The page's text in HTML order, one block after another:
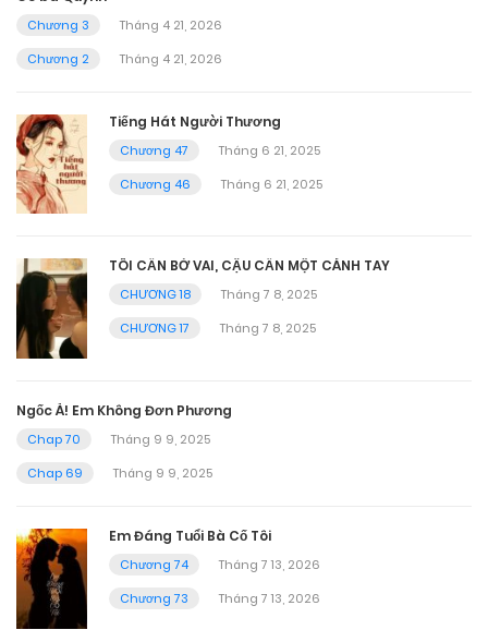
Chương 3
Tháng 4 21, 2026
Chương 2
Tháng 4 21, 2026
Tiếng Hát Người Thương
Chương 47
Tháng 6 21, 2025
Chương 46
Tháng 6 21, 2025
TÔI CẦN BỜ VAI, CẬU CẦN MỘT CÁNH TAY
CHƯƠNG 18
Tháng 7 8, 2025
CHƯƠNG 17
Tháng 7 8, 2025
Ngốc À! Em Không Đơn Phương
Chap 70
Tháng 9 9, 2025
Chap 69
Tháng 9 9, 2025
Em Đáng Tuổi Bà Cố Tôi
Chương 74
Tháng 7 13, 2026
Chương 73
Tháng 7 13, 2026